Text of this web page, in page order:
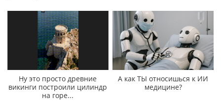
Ну это просто древние
викинги построили цилиндр
на горе...
А как ТЫ относишься к ИИ
медицине?